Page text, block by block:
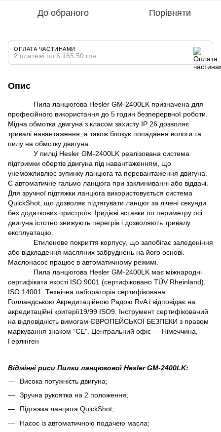
До обраного Порівняти
ОПЛАТА ЧАСТИНАМИ
2 платежі по 6 165.50 грн
Опис
Пила ланцюгова Hesler GM-2400LK призначена для
професійного використання до 5 годин безперервної роботи.
Мідна обмотка двигуна з класом захисту IP 26 дозволяє
тривалі навантаження, а також блокує попадання вологи та
пилу на обмотку двигуна.
У пилці Hesler GM-2400LK реалізована система
підтримки обертів двигуна під навантаженням, що
унеможливлює зупинку ланцюга та перевантаження двигуна.
Є автоматичне гальмо ланцюга при заклиниванні або віддачі.
Для зручної підтяжки ланцюга використовується система
QuickShot, що дозволяє підтягувати ланцюг за лічені секунди
без додаткових пристроїв. Іридієві вставки по периметру осі
двигуна істотно знижують перегрів і дозволяють тривалу
експлуатацію.
Етиленове покриття корпусу, що запобігає заледеніння
або відкладення масляних забруднень на його основі.
Маслонасос працює в автоматичному режимі.
Пила ланцюгова Hesler GM-2400LK має міжнародні
сертифікати якості ISO 9001 (сертифіковано TÜV Rheinland),
ISO 14001. Технічна лабораторія сертифікована
Голландською Акредитаційною Радою RvA і відповідає на
акредитаційні критерії19/99 ISO9. Інструмент сертифікований
на відповідність вимогам ЄВРОПЕЙСЬКОЇ БЕЗПЕКИ з правом
маркування знаком “СЕ”. Центральний офіс ― Німеччина,
Герлінген
Відмінні риси Пилки ланцюгової Hesler GM-2400LK:
Висока потужність двигуна;
Зручна рукоятка на 2 положення;
Підтяжка ланцюга QuickShot;
Насос із автоматичною подачею масла;